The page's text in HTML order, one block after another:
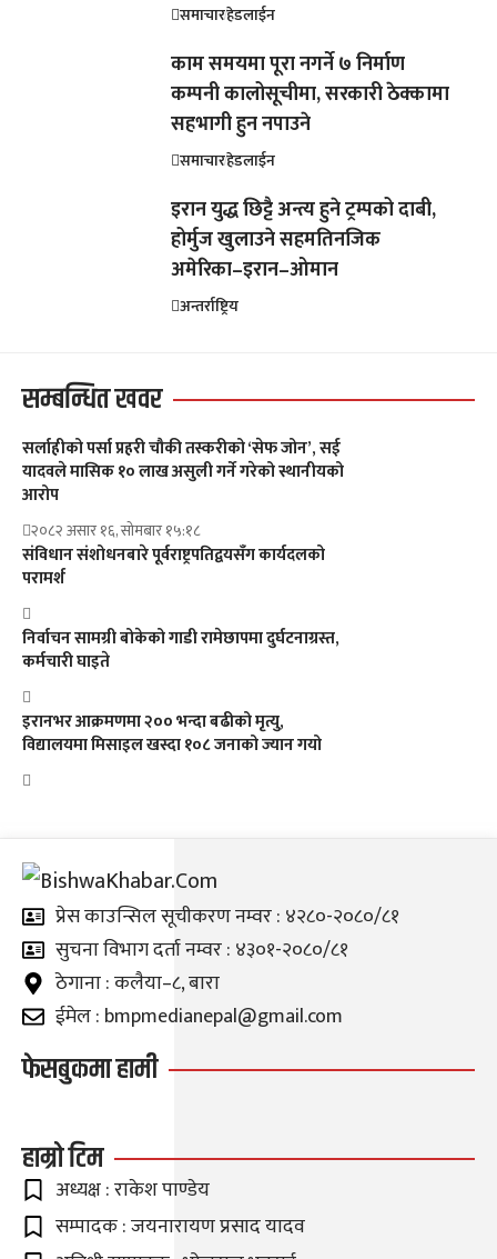
समाचारहेडलाईन
काम समयमा पूरा नगर्ने ७ निर्माण
कम्पनी कालोसूचीमा, सरकारी ठेक्कामा
सहभागी हुन नपाउने
समाचारहेडलाईन
इरान युद्ध छिट्टै अन्त्य हुने ट्रम्पको दाबी,
होर्मुज खुलाउने सहमतिनजिक
अमेरिका–इरान–ओमान
अन्तर्राष्ट्रिय
सम्बन्धित खवर
सर्लाहीको पर्सा प्रहरी चौकी तस्करीको ‘सेफ जोन’, सई
यादवले मासिक १० लाख असुली गर्ने गरेको स्थानीयको
आरोप
२०८२ असार १६, सोमबार १५:१८
संविधान संशोधनबारे पूर्वराष्ट्रपतिद्वयसँग कार्यदलको
परामर्श
निर्वाचन सामग्री बोकेको गाडी रामेछापमा दुर्घटनाग्रस्त,
कर्मचारी घाइते
इरानभर आक्रमणमा २०० भन्दा बढीको मृत्यु,
विद्यालयमा मिसाइल खस्दा १०८ जनाको ज्यान गयो
प्रेस काउन्सिल सूचीकरण नम्वर : ४२८०-२०८०/८१
सुचना विभाग दर्ता नम्वर : ४३०१-२०८०/८१
ठेगाना : कलैया–८, बारा
ईमेल : bmpmedianepal@gmail.com
फेसबुकमा हामी
हाम्रो टिम
अध्यक्ष : राकेश पाण्डेय
सम्पादक : जयनारायण प्रसाद यादव